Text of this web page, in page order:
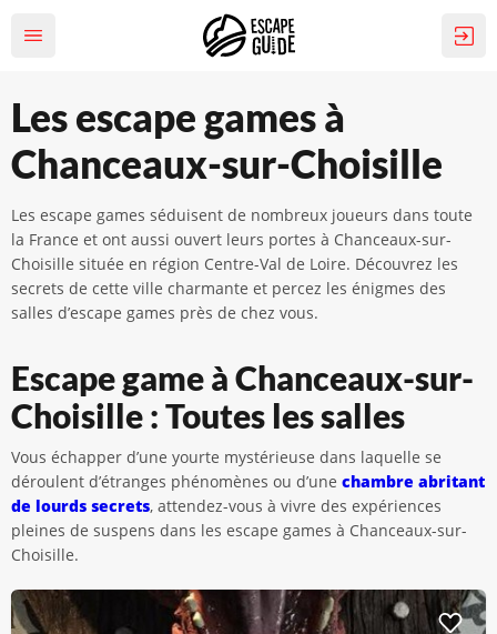
Les escape games à
Chanceaux-sur-Choisille
Les escape games séduisent de nombreux joueurs dans toute
la France et ont aussi ouvert leurs portes à Chanceaux-sur-
Choisille située en région Centre-Val de Loire. Découvrez les
secrets de cette ville charmante et percez les énigmes des
salles d’escape games près de chez vous.
Escape game à Chanceaux-sur-
Choisille : Toutes les salles
Vous échapper d’une yourte mystérieuse dans laquelle se
déroulent d’étranges phénomènes ou d’une chambre abritant
de lourds secrets, attendez-vous à vivre des expériences
pleines de suspens dans les escape games à Chanceaux-sur-
Choisille.